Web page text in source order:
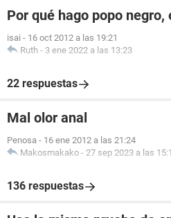
Por qué hago popo
isai - 16 oct 2012 a las 19:21
Ruth - 3 ene 2022 a las 13:23
22 respuestas
Mal olor anal
Penosa - 16 ene 2012 a las 21:24
Makosmakako - 27 sep 2023 a las
136 respuestas